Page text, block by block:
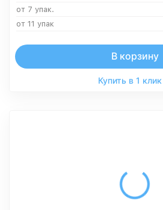
от 7 упак.
от 11 упак
В корзину
Купить в 1 клик